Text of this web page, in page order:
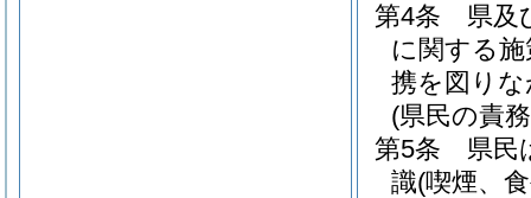
第4条
県及
に関する
携を図り
(県民の責
第5条
県民
識(喫煙、